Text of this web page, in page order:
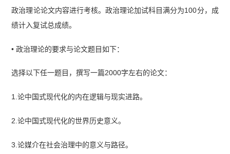
政治理论论文内容进行考核。政治理论加试科目满分为100分，成
绩计入复试总成绩。
• 政治理论的要求与论文题目如下：
选择以下任一题目，撰写一篇2000字左右的论文：
1.论中国式现代化的内在逻辑与现实进路。
2.论中国式现代化的世界历史意义。
3.论媒介在社会治理中的意义与路径。